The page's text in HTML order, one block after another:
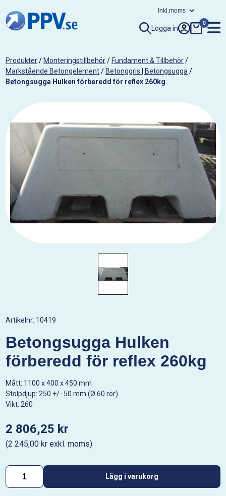
Logga in
0
Produkter/ Monteringstillbehör/ Fundament & Tillbehör/
Markstående Betongelement/ Betonggris | Betongsugga /
Betongsugga Hulken förberedd för reflex 260kg
Artikelnr: 10419
Betongsugga Hulken
förberedd för reflex 260kg
Mått: 1100 x 400 x 450 mm
Stolpdjup: 250 +/- 50 mm (Ø 60 rör)
Vikt: 260
2 806,25 kr
(2 245,00 kr exkl. moms)
Lägg i varukorg